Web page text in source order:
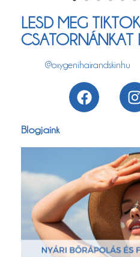
LESD MEG TIKTOK
CSATORNÁNKAT
@oxygenihairandskinhu
Blogjaink